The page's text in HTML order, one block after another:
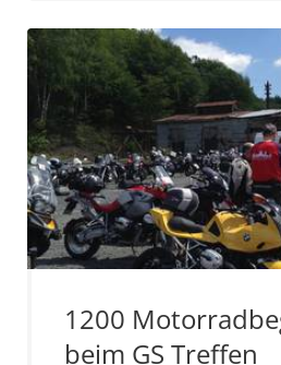
1200
beim GS Treffen